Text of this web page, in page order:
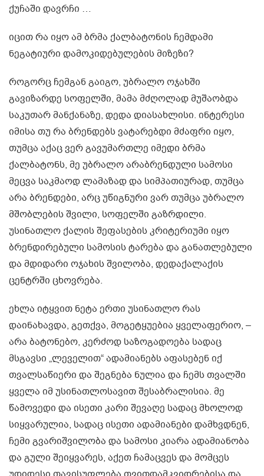
ქუჩაში დავრჩი …
იცით რა იყო ამ ბრმა ქალბატონის ჩემდამი
ნეგატიური დამოკიდებულების მიზეზი?
როგორც ჩემგან გაიგო, უბრალო ოჯახში
გავიზარდე სოფელში, მამა მძღოლად მუშაობდა
საკუთარ მანქანაზე, დედა დიასახლისი. ინტერესი
იმისა თუ რა ბრენდებს ვატარებდი მძაფრი იყო,
თუმცა აქაც ვერ გავუმართლე იმედი ბრმა
ქალბატონს, მე უბრალო არაბრენდული სამოსი
მეცვა საკმაოდ ლამაზად და სიმპათიურად, თუმცა
არა ბრენდები, არც უწიგნური ვარ თუმცა უბრალო
მშობლების შვილი, სოფელში გაზრდილი.
უსინათლო ქალის შეფასების კრიტერიუმი იყო
ბრენდირებული სამოსის ტარება და განათლებული
და მდიდარი ოჯახის შვილობა, დედაქალაქის
ცენტრში ცხოვრება.
ეხლა იტყვით ნეტა ერთი უსინათლო რას
დაინახავდა, გეთქვა, მოგეტყუებია ყველაფერიო, –
არა ბატონებო, კერძოდ საზოგადოება სადაც
მსგავსი „ლეველით“ ადამიანებს აფასებენ იქ
თვალსაწიერი და შეგნება ნულია და ჩემს თვალში
ყველა იმ უსინათლოსავით შესაბრალისია. მე
წამოვედი და ისეთი კარი შევაღე სადაც მხოლოდ
სიყვარულია, სადაც ისეთი ადამიანები დამხვდნენ,
ჩემი გვარიშვილობა და სამოსი კიარა ადამიანობა
და გული შეიყვარეს, აქეთ ჩამაცვეს და მომცეს